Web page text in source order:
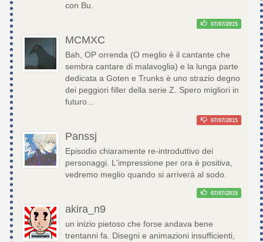
con Bu.
07/07/2015
MCMXC
Bah, OP orrenda (O meglio è il cantante che
sembra cantare di malavoglia) e la lunga parte
dedicata a Goten e Trunks è uno strazio degno
dei peggiori filler della serie Z. Spero migliori in
futuro...
07/07/2015
Panssj
Episodio chiaramente re-introduttivo dei
personaggi. L'impressione per ora è positiva,
vedremo meglio quando si arriverà al sodo.
07/07/2015
akira_n9
un inizio pietoso che forse andava bene
trentanni fa. Disegni e animazioni insufficienti,